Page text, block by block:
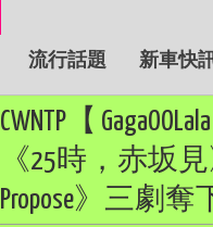
流行話題 新車快
CWNTP【
《25時，赤坂
Propose》三劇